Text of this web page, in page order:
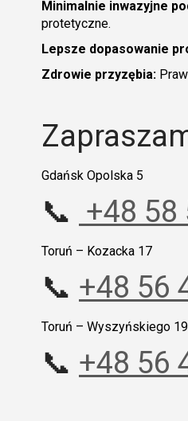
Minimalnie inwazyjne
protetyczne.
Lepsze dopasowanie
Zdrowie przyzębia:
Gdańsk Opolska 5
📞 +48 58
Toruń – Kozacka 17
📞 +48 56
Toruń – Wyszyńskiego 19
📞 +48 56